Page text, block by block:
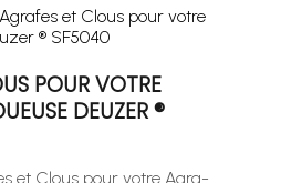
et Clous pour votre
® SF5040
POUR VOTRE
DEUZER ®
et Clous pour votre Agra-